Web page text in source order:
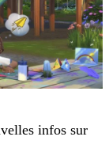
infos sur